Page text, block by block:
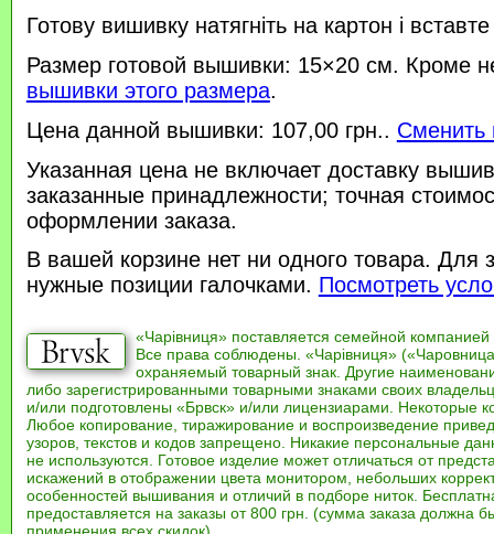
Готову вишивку натягніть на картон і
Размер готовой вышивки: 15×20 см. Кроме
вышивки этого размера.
Цена данной вышивки: 107,00 грн.. Сменить
Указанная цена не включает доставку
заказанные принадлежности; точная
оформлении заказа.
В вашей корзине нет ни одного товара. Для
нужные позиции галочками. Посмотреть
«Чарівниця» поставляется семейной компанией
Все права соблюдены. «Чарівниця»
охраняемый товарный знак. Другие
либо зарегистрированными товарными знаками своих
и/или подготовлены «Брвск» и/или лицензиарами. Некоторые
Любое копирование, тиражирование и воспроизведение
узоров, текстов и кодов запрещено. Никакие персональные
не используются. Готовое изделие может отличаться от
искажений в отображении цвета монитором, небольших
особенностей вышивания и отличий в подборе ниток.
предоставляется на заказы от 800 грн. (сумма заказа должна